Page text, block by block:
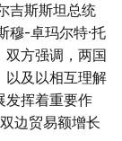
吉斯斯坦总统
穆-卓玛尔特·托
双方强调，两国
以及以相互理解
发挥着重要作
边贸易额增长